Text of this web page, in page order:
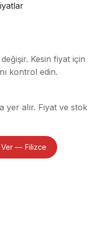
Kesin fiyat için
kontrol edin.
yer alır. Fiyat ve stok
Ver — Filizce